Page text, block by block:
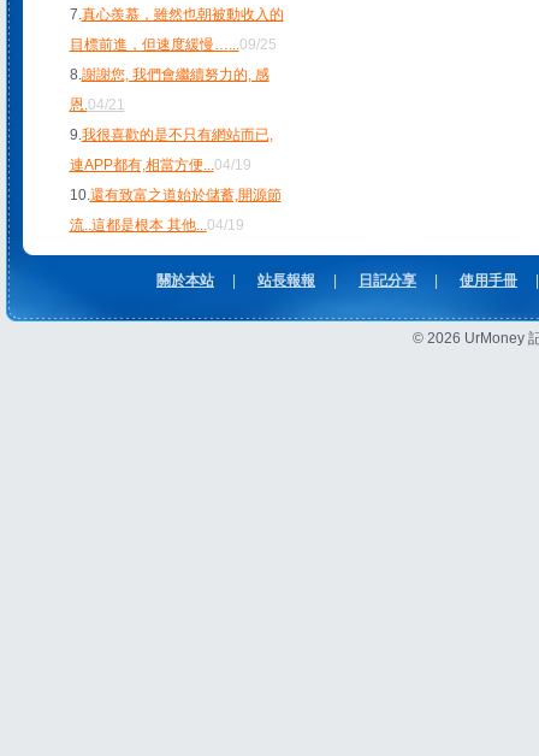
7.真心羨慕，雖然也朝被動收入的
目標前進，但速度緩慢…...09/25
8.謝謝您, 我們會繼續努力的, 感
恩.04/21
9.我很喜歡的是不只有網站而已,
連APP都有,相當方便...04/19
10.還有致富之道始於儲蓄,開源節
流..這都是根本 其他...04/19
關於本站 站長報報 日記分享 使用手冊
© 2026 UrMoney